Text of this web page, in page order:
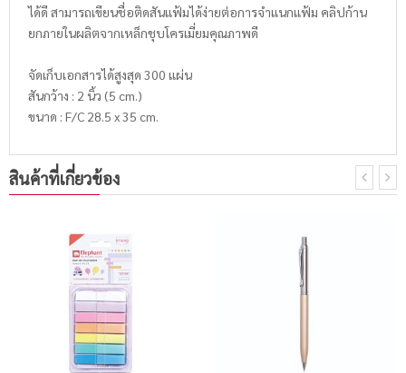
ได้ดี สามารถเขียนชื่อติดสันแฟ้มได้ง่ายต่อการจำแนกแฟ้ม คลิปก้าน
ยกภายในผลิตจากเหล็กชุบโครเมี่ยมคุณภาพดี
จัดเก็บเอกสารได้สูงสุด 300 แผ่น
สันกว้าง : 2 นิ้ว (5 cm.)
ขนาด : F/C 28.5 x 35 cm.
สินค้าที่เกี่ยวข้อง